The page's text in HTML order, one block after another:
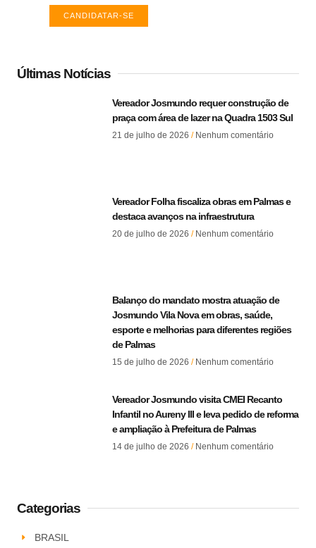
CANDIDATAR-SE
Últimas Notícias
Vereador Josmundo requer construção de
praça com área de lazer na Quadra 1503 Sul
21 de julho de 2026 Nenhum comentário
Vereador Folha fiscaliza obras em Palmas e
destaca avanços na infraestrutura
20 de julho de 2026 Nenhum comentário
Balanço do mandato mostra atuação de
Josmundo Vila Nova em obras, saúde,
esporte e melhorias para diferentes regiões
de Palmas
15 de julho de 2026 Nenhum comentário
Vereador Josmundo visita CMEI Recanto
Infantil no Aureny III e leva pedido de reforma
e ampliação à Prefeitura de Palmas
14 de julho de 2026 Nenhum comentário
Categorias
BRASIL